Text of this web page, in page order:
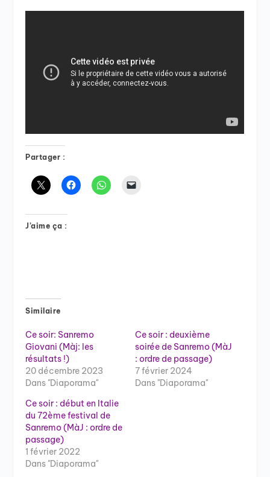
Partager :
J’aime ça :
Similaire
Ce soir: Sanremo
Giovani (Màj: les
résultats !)
20 décembre 2023
Dans "Diaporama"
Ce soir : deuxième
soirée de Sanremo (MàJ
: ordre de passage)
7 février 2024
Dans "Diaporama"
Ce soir : début en Italie
du 72ème festival de
Sanremo (MàJ : ordre de
passage)
1 février 2022
Dans "Diaporama"